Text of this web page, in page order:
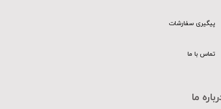
ما
پیگیری سفارشات
تماس با ما